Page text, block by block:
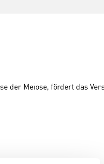
der Meiose, fördert das